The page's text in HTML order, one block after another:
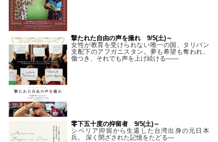
撃たれた自由の声を撮れ 9/5(土)～
女性が教育を受けられない唯一の国、タリバン
支配下のアフガニスタン。夢も希望も奪われ、
傷つき、それでも声を上げ続ける——
零下五十度の抑留者 9/5(土)～
シベリア抑留から生還した台湾出身の元日本
兵。 深く閉ざされた記憶をたどる—